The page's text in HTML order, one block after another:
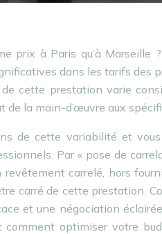
prix à Paris qu’à Marseille
dans les tarifs des
cette prestation varie
de la main-d’œuvre aux
de cette variabilité et
Par « pose de
carrelé, hors
carré de cette prestation.
et une négociation
optimiser votre